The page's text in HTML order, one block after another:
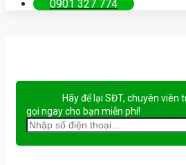
0901 327 774
Hãy để lại SĐT, chuyên viên
gọi ngay cho bạn miễn phí!